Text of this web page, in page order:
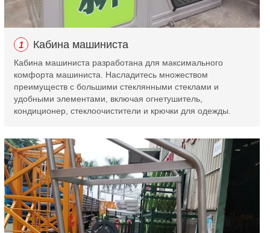
1 Кабина машиниста
Кабина машиниста разработана для максимального
комфорта машиниста. Насладитесь множеством
преимуществ с большими стеклянными стеклами и
удобными элементами, включая огнетушитель,
кондиционер, стеклоочистители и крючки для одежды.